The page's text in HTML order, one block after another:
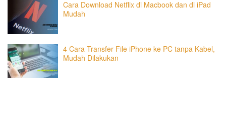
Cara Download Netflix di Macbook dan di iPad
Mudah
4 Cara Transfer File iPhone ke PC tanpa Kabel,
Mudah Dilakukan